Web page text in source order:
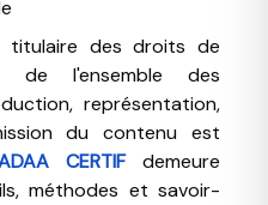
des droits de
de l'ensemble des
représentation,
du contenu est
CERTIFdemeure
méthodes et savoir-